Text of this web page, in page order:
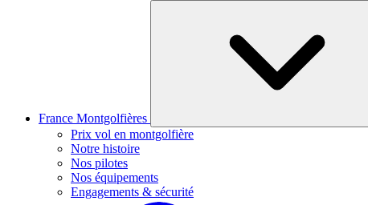
France Montgolfières
Prix vol en montgolfière
Notre histoire
Nos pilotes
Nos équipements
Engagements & sécurité